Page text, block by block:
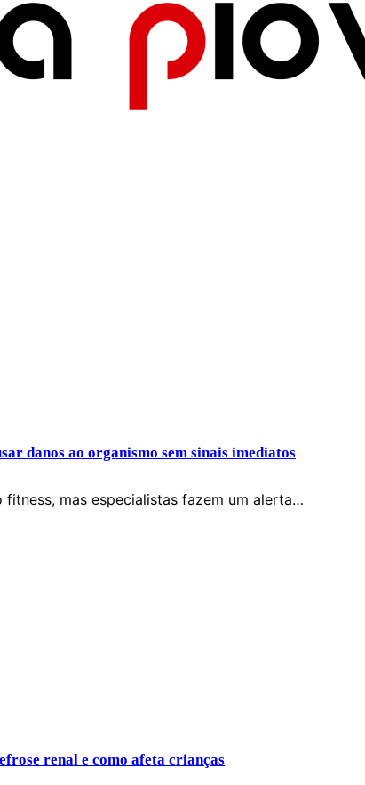
danos ao organismo sem sinais imediatos
mas especialistas fazem um alerta…
renal e como afeta crianças